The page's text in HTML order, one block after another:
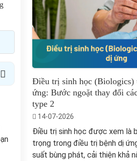
Điều trị sinh học (Biologics)
ứng: Bước ngoặt thay đổi
type 2
14-07-2026
Điều trị sinh học được xem là
trọng trong điều trị bệnh dị
suất bùng phát, cải thiện khả